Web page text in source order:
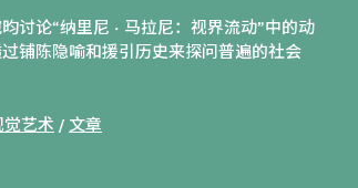
讨论“纳里尼 · 马拉尼：视界流动”中的动
铺陈隐喻和援引历史来探问普遍的社会
觉艺术 / 文章